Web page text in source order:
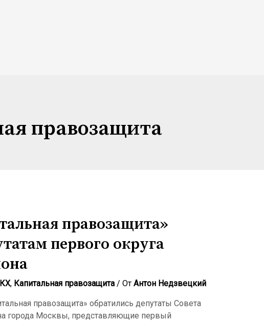
правозащита
правозащита»
первого округа
, Капитальная правозащита/ От Антон Недзвецкий
правозащита» обратились депутаты Совета
города Москвы, представляющие первый